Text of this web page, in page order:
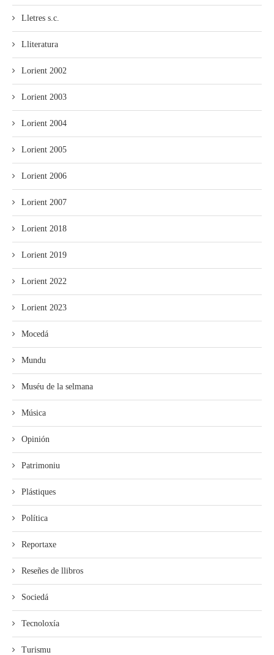
Lletres s.c.
Lliteratura
Lorient 2002
Lorient 2003
Lorient 2004
Lorient 2005
Lorient 2006
Lorient 2007
Lorient 2018
Lorient 2019
Lorient 2022
Lorient 2023
Mocedá
Mundu
Muséu de la selmana
Música
Opinión
Patrimoniu
Plástiques
Política
Reportaxe
Reseñes de llibros
Sociedá
Tecnoloxía
Turismu